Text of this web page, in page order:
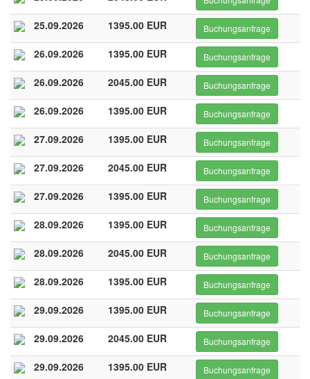
25.09.2026 1395.00 EUR Buchungsanfrage
26.09.2026 1395.00 EUR Buchungsanfrage
26.09.2026 2045.00 EUR Buchungsanfrage
26.09.2026 1395.00 EUR Buchungsanfrage
27.09.2026 1395.00 EUR Buchungsanfrage
27.09.2026 2045.00 EUR Buchungsanfrage
27.09.2026 1395.00 EUR Buchungsanfrage
28.09.2026 1395.00 EUR Buchungsanfrage
28.09.2026 2045.00 EUR Buchungsanfrage
28.09.2026 1395.00 EUR Buchungsanfrage
29.09.2026 1395.00 EUR Buchungsanfrage
29.09.2026 2045.00 EUR Buchungsanfrage
29.09.2026 1395.00 EUR Buchungsanfrage